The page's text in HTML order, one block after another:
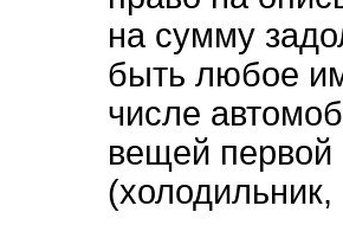
на сумму
быть любое
числе
вещей первой
(холодильник,